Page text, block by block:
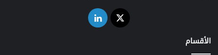
‫X لينكدإن
الأقسام